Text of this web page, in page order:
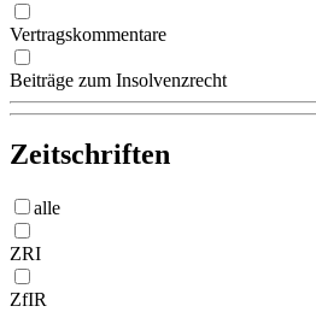
Vertragskommentare
Beiträge zum Insolvenzrecht
Zeitschriften
alle
ZRI
ZfIR